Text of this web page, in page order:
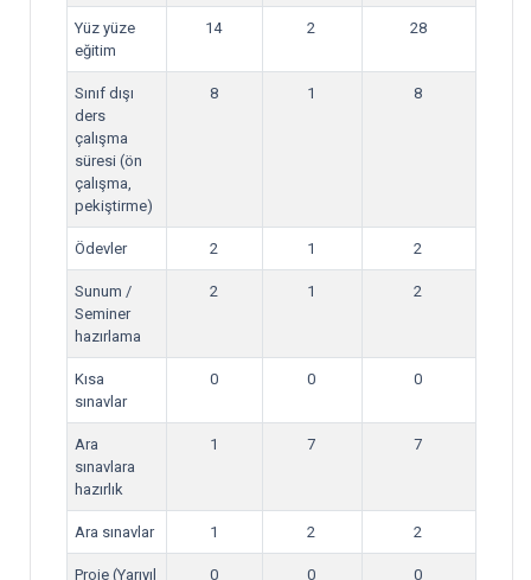
Yüz yüze
eğitim
14 2 28
Sınıf dışı
ders
çalışma
süresi (ön
çalışma,
pekiştirme)
8 1 8
Ödevler 2 1 2
Sunum /
Seminer
hazırlama
2 1 2
Kısa
sınavlar
0 0 0
Ara
sınavlara
hazırlık
1 7 7
Ara sınavlar 1 2 2
Proje (Yarıyıl
0 0 0